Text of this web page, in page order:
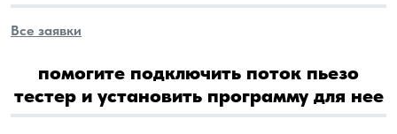
Все заявки
помогите подключить поток пьезо
тестер и установить программу для нее